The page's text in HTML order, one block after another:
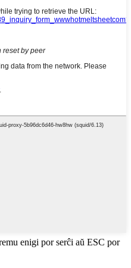
enigi por serĉi aŭ ESC por